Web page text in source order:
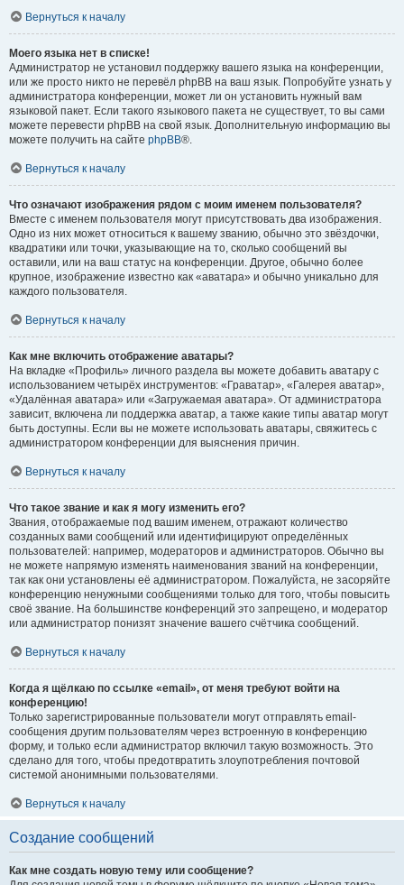
Вернуться к началу
Моего языка нет в списке!
Администратор не установил поддержку вашего языка на конференции,
или же просто никто не перевёл phpBB на ваш язык. Попробуйте узнать у
администратора конференции, может ли он установить нужный вам
языковой пакет. Если такого языкового пакета не существует, то вы сами
можете перевести phpBB на свой язык. Дополнительную информацию вы
можете получить на сайте phpBB®.
Вернуться к началу
Что означают изображения рядом с моим именем пользователя?
Вместе с именем пользователя могут присутствовать два изображения.
Одно из них может относиться к вашему званию, обычно это звёздочки,
квадратики или точки, указывающие на то, сколько сообщений вы
оставили, или на ваш статус на конференции. Другое, обычно более
крупное, изображение известно как «аватара» и обычно уникально для
каждого пользователя.
Вернуться к началу
Как мне включить отображение аватары?
На вкладке «Профиль» личного раздела вы можете добавить аватару с
использованием четырёх инструментов: «Граватар», «Галерея аватар»,
«Удалённая аватара» или «Загружаемая аватара». От администратора
зависит, включена ли поддержка аватар, а также какие типы аватар могут
быть доступны. Если вы не можете использовать аватары, свяжитесь с
администратором конференции для выяснения причин.
Вернуться к началу
Что такое звание и как я могу изменить его?
Звания, отображаемые под вашим именем, отражают количество
созданных вами сообщений или идентифицируют определённых
пользователей: например, модераторов и администраторов. Обычно вы
не можете напрямую изменять наименования званий на конференции,
так как они установлены её администратором. Пожалуйста, не засоряйте
конференцию ненужными сообщениями только для того, чтобы повысить
своё звание. На большинстве конференций это запрещено, и модератор
или администратор понизят значение вашего счётчика сообщений.
Вернуться к началу
Когда я щёлкаю по ссылке «email», от меня требуют войти на
конференцию!
Только зарегистрированные пользователи могут отправлять email-
сообщения другим пользователям через встроенную в конференцию
форму, и только если администратор включил такую возможность. Это
сделано для того, чтобы предотвратить злоупотребления почтовой
системой анонимными пользователями.
Вернуться к началу
Создание сообщений
Как мне создать новую тему или сообщение?